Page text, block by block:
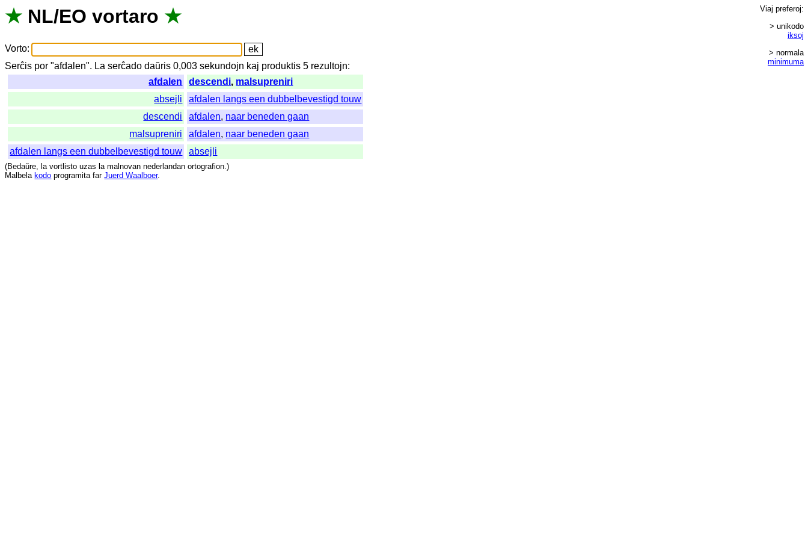
★ NL/EO vortaro ★
Vorto:
Serĉis por "afdalen". La serĉado daŭris 0,003sekundojn kaj produktis 5 rezultojn:
afdalen
descendi, malsupreniri
absejli
afdalen langs een dubbelbevestigd touw
descendi
afdalen, naar beneden gaan
malsupreniri
afdalen, naar beneden gaan
afdalen langs een dubbelbevestigd touw
absejli
Viaj preferoj:
> unikodo
iksoj
> normala
minimuma
(Bedaŭre, la vortlisto uzas la malnovan nederlandan ortografion.)
Malbela kodo programita far Juerd Waalboer.